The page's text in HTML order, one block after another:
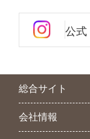
公式
総合サイト
会社情報